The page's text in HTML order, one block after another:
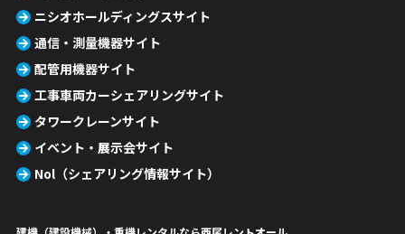
ニシオホールディングスサイト
通信・測量機器サイト
配管用機器サイト
工事車両カーシェアリングサイト
タワークレーンサイト
イベント・展示会サイト
Nol（シェアリング情報サイト）